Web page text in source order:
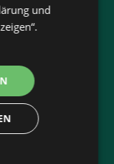
Merkzettel
es neue
findest du
und